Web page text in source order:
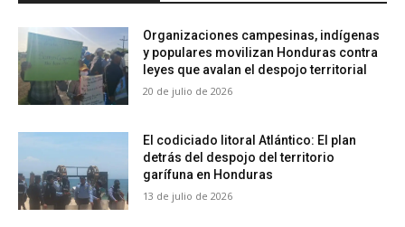
Organizaciones campesinas, indígenas
y populares movilizan Honduras contra
leyes que avalan el despojo territorial
20 de julio de 2026
El codiciado litoral Atlántico: El plan
detrás del despojo del territorio
garífuna en Honduras
13 de julio de 2026